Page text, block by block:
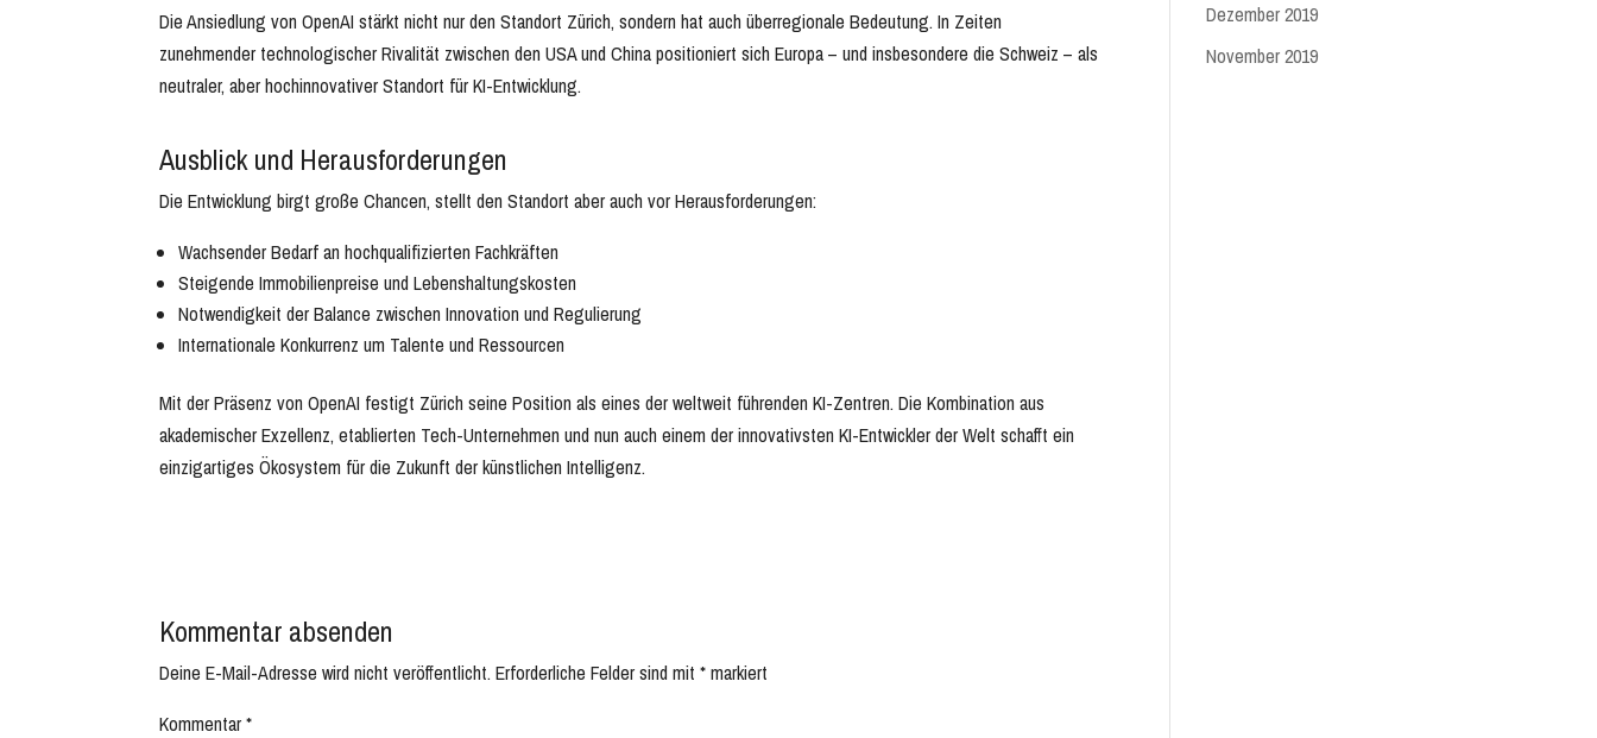
Die Ansiedlung von OpenAI stärkt nicht nur den Standort Zürich, sondern hat auch überregionale Bedeutung. In Zeiten
zunehmender technologischer Rivalität zwischen den USA und China positioniert sich Europa – und insbesondere die Schweiz – als
neutraler, aber hochinnovativer Standort für KI-Entwicklung.
Ausblick und Herausforderungen
Die Entwicklung birgt große Chancen, stellt den Standort aber auch vor Herausforderungen:
Wachsender Bedarf an hochqualifizierten Fachkräften
Steigende Immobilienpreise und Lebenshaltungskosten
Notwendigkeit der Balance zwischen Innovation und Regulierung
Internationale Konkurrenz um Talente und Ressourcen
Mit der Präsenz von OpenAI festigt Zürich seine Position als eines der weltweit führenden KI-Zentren. Die Kombination aus
akademischer Exzellenz, etablierten Tech-Unternehmen und nun auch einem der innovativsten KI-Entwickler der Welt schafft ein
einzigartiges Ökosystem für die Zukunft der künstlichen Intelligenz.
Kommentar absenden
Deine E-Mail-Adresse wird nicht veröffentlicht. Erforderliche Felder sind mit*markiert
Kommentar*
Dezember 2019
November 2019